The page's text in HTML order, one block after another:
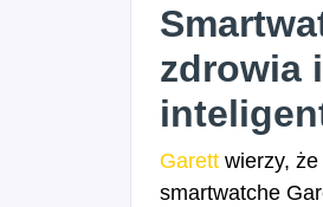
zdrowia
Garett wierzy,
smartwatche